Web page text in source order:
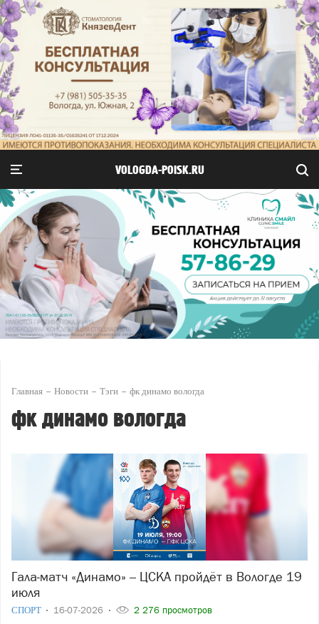
VOLOGDA-POISK.RU
Главная Новости Тэги фк динамо вологда
фк динамо вологда
Гала‑матч «Динамо» – ЦСКА пройдёт в Вологде 19
июля
СПОРТ 16-07-2026 2 276 просмотров